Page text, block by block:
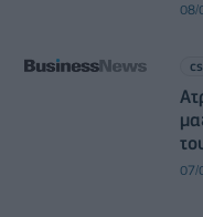
08/
07/